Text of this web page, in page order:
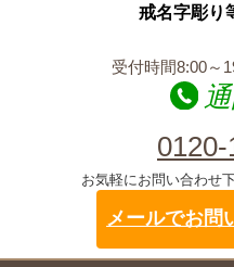
戒名字彫り
受付時間8:00～
お気軽にお問い合わせ下
メールでお問